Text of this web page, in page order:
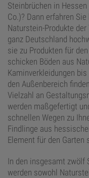
Steinbrüchen in
Co.)? Dann erfahren
Naturstein-Produkte der
ganz Deutschland
sie zu Produkten für
schicken Böden aus
Kaminverkleidungen
den Außenbereich
Vielzahl an
werden maßgefertigt
schnellen Wegen zu
Findlinge aus
Element für den
In den insgesamt zwölf
werden sowohl